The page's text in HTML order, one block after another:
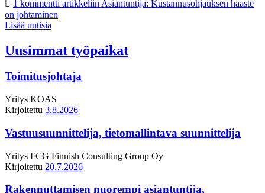
1 kommentti artikkeliin Asiantuntija: Kustannusohjauksen haaste
on johtaminen
Lisää uutisia
Uusimmat työpaikat
Toimitusjohtaja
Yritys KOAS
Kirjoitettu 3.8.2026
Vastuusuunnittelija, tietomallintava suunnittelija
Yritys FCG Finnish Consulting Group Oy
Kirjoitettu 20.7.2026
Rakennuttamisen nuorempi asiantuntija,